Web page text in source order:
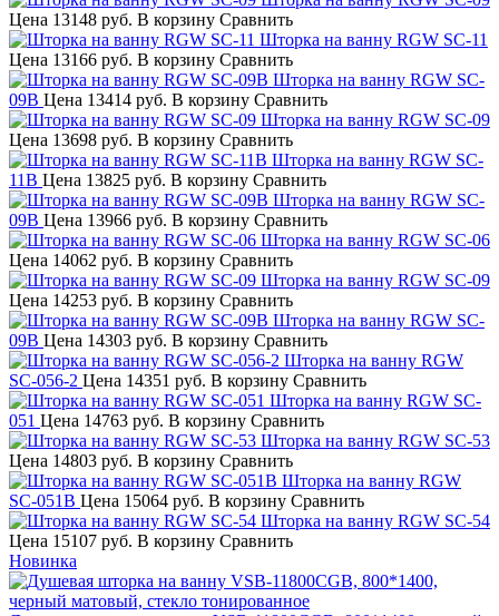
Цена 13148 руб. В корзину Сравнить
Шторка на ванну RGW SC-11
Цена 13166 руб. В корзину Сравнить
Шторка на ванну RGW SC-
09B Цена 13414 руб. В корзину Сравнить
Шторка на ванну RGW SC-09
Цена 13698 руб. В корзину Сравнить
Шторка на ванну RGW SC-
11B Цена 13825 руб. В корзину Сравнить
Шторка на ванну RGW SC-
09B Цена 13966 руб. В корзину Сравнить
Шторка на ванну RGW SC-06
Цена 14062 руб. В корзину Сравнить
Шторка на ванну RGW SC-09
Цена 14253 руб. В корзину Сравнить
Шторка на ванну RGW SC-
09B Цена 14303 руб. В корзину Сравнить
Шторка на ванну RGW
SC-056-2 Цена 14351 руб. В корзину Сравнить
Шторка на ванну RGW SC-
051 Цена 14763 руб. В корзину Сравнить
Шторка на ванну RGW SC-53
Цена 14803 руб. В корзину Сравнить
Шторка на ванну RGW
SC-051B Цена 15064 руб. В корзину Сравнить
Шторка на ванну RGW SC-54
Цена 15107 руб. В корзину Сравнить
Новинка